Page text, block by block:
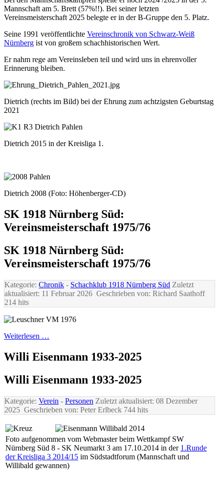
Mannschaft am 5. Brett (57%!!). Bei seiner letzten
Vereinsmeisterschaft 2025 belegte er in der B-Gruppe den 5. Platz.
Seine 1991 veröffentlichte Vereinschronik von Schwarz-Weiß
Nürnberg ist von großem schachhistorischen Wert.
Er nahm rege am Vereinsleben teil und wird uns in ehrenvoller
Erinnerung bleiben.
Dietrich (rechts im Bild) bei der Ehrung zum achtzigsten Geburtstag
2021
Dietrich 2015 in der Kreisliga 1.
Dietrich 2008 (Foto: Höhenberger-CD)
SK 1918 Nürnberg Süd:
Vereinsmeisterschaft 1975/76
SK 1918 Nürnberg Süd:
Vereinsmeisterschaft 1975/76
Kategorie: Chronik - Schachklub 1918 Nürnberg Süd Zuletzt
aktualisiert: 11 Februar 2026 Geschrieben von: Richard Saathoff
214 hits
Weiterlesen …
Willi Eisenmann 1933-2025
Willi Eisenmann 1933-2025
Kategorie: Verein - Personen Zuletzt aktualisiert: 08 Dezember
2025 Geschrieben von: Peter Erlbeck 744 hits
Foto aufgenommen vom Webmaster beim Wettkampf SW
Nürnberg Süd 8 - SK Neumarkt 3 am 17.10.2014 in der 1.Runde
der Kreisliga 3 2014/15 im Südstadtforum (Mannschaft und
Willibald gewannen)